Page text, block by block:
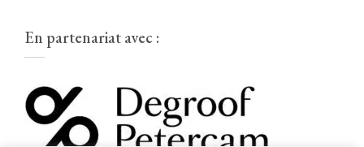
En partenariat avec :